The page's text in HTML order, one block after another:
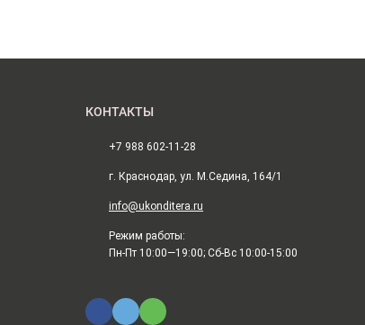
КОНТАКТЫ
+7 988 602-11-28
г. Краснодар, ул. М.Седина, 164/1
info@ukonditera.ru
Режим работы:
Пн-Пт 10:00—19:00; Сб-Вс 10:00-15:00